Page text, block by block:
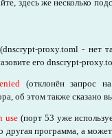
здесь же несколько
proxy.toml - нет
его dnscrypt-
(отклонён запрос
об этом также сказано
use (порт 53 уже
другая программа, а